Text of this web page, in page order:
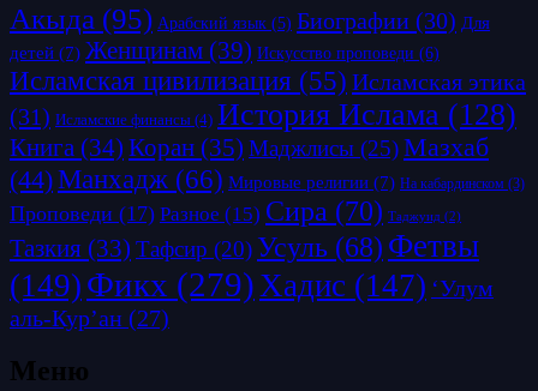
Акыда (95) Арабский язык (5) Биографии (30) Для
детей (7) Женщинам (39) Искусство проповеди (6)
Исламская цивилизация (55) Исламская этика
(31) Исламские финансы (4) История Ислама (128)
Книга (34) Коран (35) Маджлисы (25)Мазхаб
(44)Манхадж (66) Мировые религии (7) На кабардинском (3)
Проповеди (17) Разное (15) Сира (70) Таджуид (2)
Тазкия (33) Тафсир (20)Усуль (68) Фетвы
(149) Фикх (279) Хадис (147) ‘Улум
аль-Кур’ан (27)
Меню